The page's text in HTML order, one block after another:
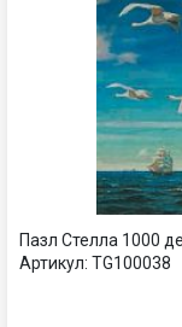
Пазл Стелла 1000
Артикул: TG100038